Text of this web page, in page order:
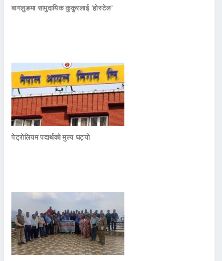
बागलुङमा सामुदायिक कुकुरलाई ‘होस्टेल’
पेट्रोलियम पदार्थको मुल्य घट्यो